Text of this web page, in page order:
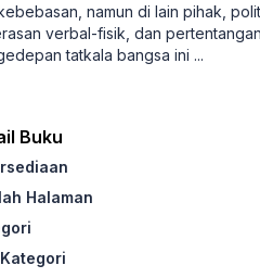
namun di lain pihak,
verbal-fisik, dan
tatkala bangsa ini ...
Buku
Halaman